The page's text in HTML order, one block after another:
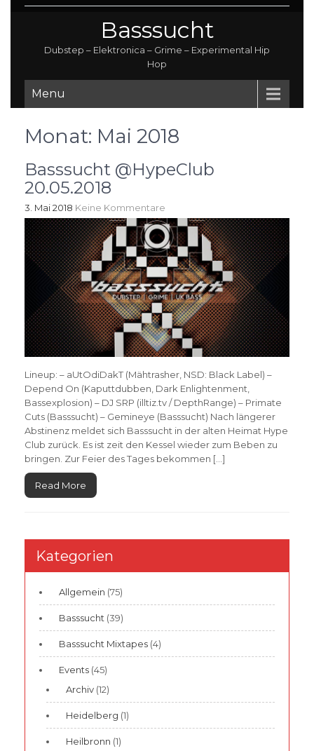
Basssucht
Dubstep – Elektronica – Grime – Experimental Hip
Hop
Menu
Monat: Mai 2018
Basssucht @HypeClub
20.05.2018
3. Mai 2018 Keine Kommentare
Lineup: – aUtOdiDakT (Mähtrasher, NSD: Black Label) –
Depend On (Kaputtdubben, Dark Enlightenment,
Bassexplosion) – DJ SRP (illtiz.tv / DepthRange) – Primate
Cuts (Basssucht) – Gemineye (Basssucht) Nach längerer
Abstinenz meldet sich Basssucht in der alten Heimat Hype
Club zurück. Es ist zeit den Kessel wieder zum Beben zu
bringen. Zur Feier des Tages bekommen […]
Read More
Kategorien
Allgemein (75)
Basssucht (39)
Basssucht Mixtapes (4)
Events (45)
Archiv (12)
Heidelberg (1)
Heilbronn (1)